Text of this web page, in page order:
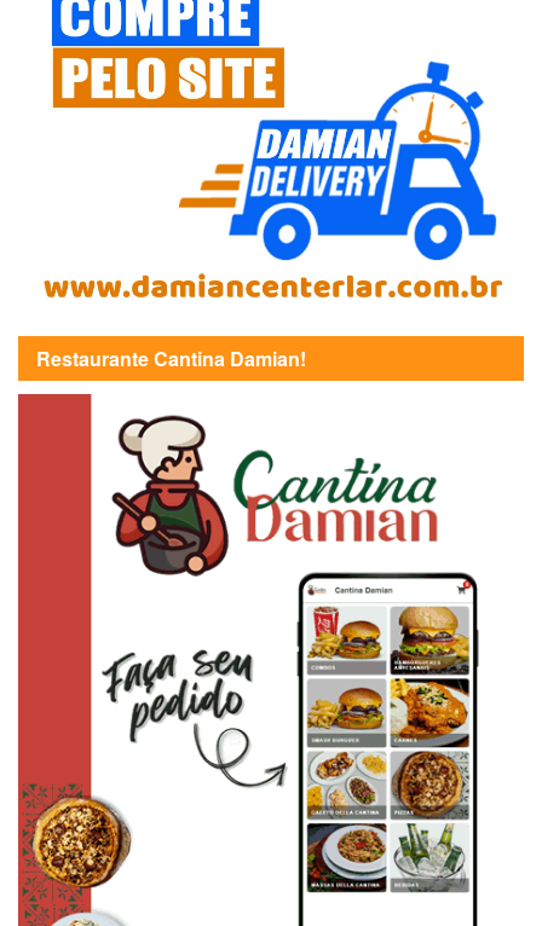
Restaurante Cantina Damian!